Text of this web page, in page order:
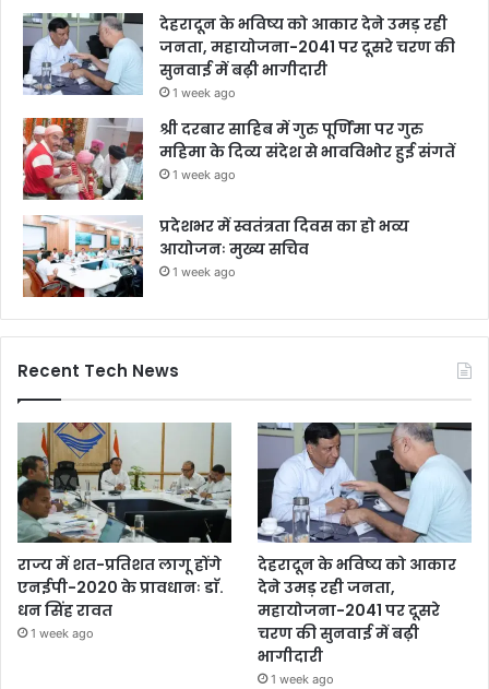
देहरादून के भविष्य को आकार देने उमड़ रही
जनता, महायोजना-2041 पर दूसरे चरण की
सुनवाई में बढ़ी भागीदारी
1 week ago
श्री दरबार साहिब में गुरु पूर्णिमा पर गुरु
महिमा के दिव्य संदेश से भावविभोर हुई संगतें
1 week ago
प्रदेशभर में स्वतंत्रता दिवस का हो भव्य
आयोजनः मुख्य सचिव
1 week ago
Recent Tech News
राज्य में शत-प्रतिशत लागू होंगे
एनईपी-2020 के प्रावधानः डाॅ.
धन सिंह रावत
1 week ago
देहरादून के भविष्य को आकार
देने उमड़ रही जनता,
महायोजना-2041 पर दूसरे
चरण की सुनवाई में बढ़ी
भागीदारी
1 week ago